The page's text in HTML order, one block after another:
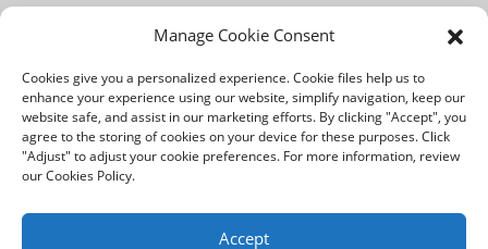
公司简介
工厂设备
印刷技术
质量控制
Manage Cookie Consent
Cookies give you a personalized experience. Cookie files help us to
enhance your experience using our website, simplify navigation, keep our
website safe, and assist in our marketing efforts. By clicking "Accept", you
agree to the storing of cookies on your device for these purposes. Click
"Adjust" to adjust your cookie preferences. For more information, review
our Cookies Policy.
Accept